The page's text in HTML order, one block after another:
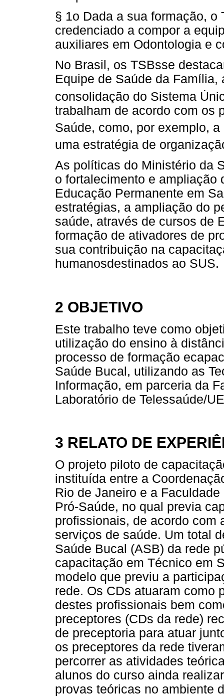
§ 1o Dada a sua formação,
credenciado a compor a
auxiliares em Odontologia e
No Brasil, os TSBsse
Equipe de Saúde da
consolidação do Sistema
trabalham de acordo com os
Saúde, como, por exemplo,
uma estratégia de
As políticas do Ministério da
o fortalecimento e ampliação
Educação Permanente em
estratégias, a ampliação do
saúde, através de cursos de
formação de ativadores de
sua contribuição na
humanosdestinados ao SUS.
2 OBJETIVO
Este trabalho teve como
utilização do ensino à
processo de formação
Saúde Bucal, utilizando as
Informação, em parceria da
Laboratório de Telessaúde/
3 RELATO DE
O projeto piloto de
instituída entre a
Rio de Janeiro e a
Pró-Saúde, no qual previa
profissionais, de acordo com
serviços de saúde. Um total
Saúde Bucal (ASB) da rede
capacitação em Técnico em
modelo que previu a
rede. Os CDs atuaram como
destes profissionais bem
preceptores (CDs da rede)
de preceptoria para atuar
os preceptores da rede
percorrer as atividades
alunos do curso ainda
provas teóricas no ambiente